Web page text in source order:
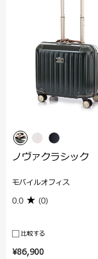
¥86,900
ノヴァクラシック
モバイルオフィス
0.0 (0)
比較する